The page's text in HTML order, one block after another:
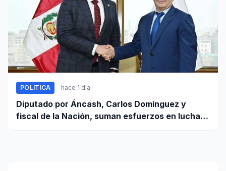
POLÍTICA hace 1 día
Diputado por Áncash, Carlos Domínguez y
fiscal de la Nación, suman esfuerzos en lucha